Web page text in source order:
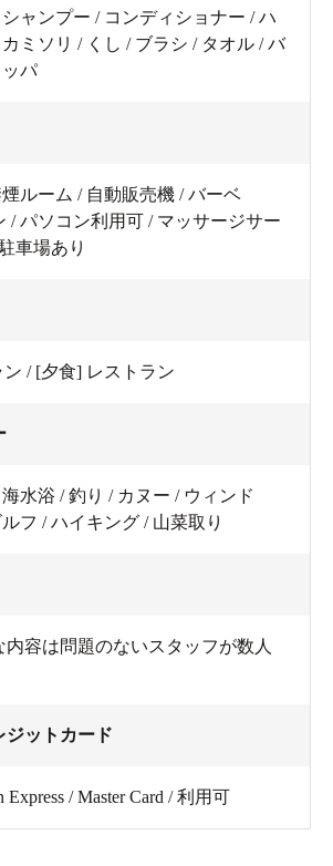
ャンプー / コンディショナー / ハ
ミソリ / くし / ブラシ / タオル / バ
パ
ルーム / 自動販売機 / バーベ
/ パソコン利用可 / マッサージサー
車場あり
/ [夕食] レストラン
海水浴 / 釣り / カヌー / ウィンド
フ / ハイキング / 山菜取り
容は問題のないスタッフが数人
ジットカード
Express / Master Card / 利用可